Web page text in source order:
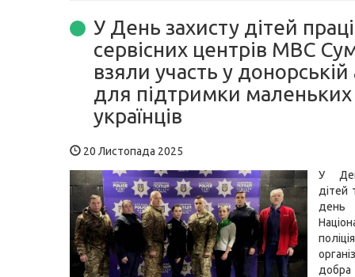
У День захисту дітей
сервісних центрів МВС
взяли участь у донорській
для підтримки маленьких
українців
20 Листопада 2025
У
дітей